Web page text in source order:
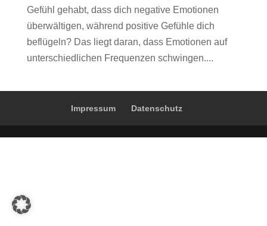
Gefühl gehabt, dass dich negative Emotionen
überwältigen, während positive Gefühle dich
beflügeln? Das liegt daran, dass Emotionen auf
unterschiedlichen Frequenzen schwingen....
Impressum Datenschutz